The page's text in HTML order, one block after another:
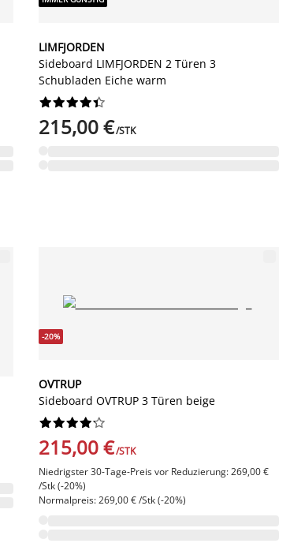
LIMFJORDEN
Sideboard LIMFJORDEN 2 Türen 3
Schubladen Eiche warm






215,00 €/STK
-20%
OVTRUP
Sideboard OVTRUP 3 Türen beige






215,00 €/STK
Niedrigster 30-Tage-Preis vor Reduzierung: 269,00 €
/Stk (-20%)
Normalpreis: 269,00 € /Stk (-20%)